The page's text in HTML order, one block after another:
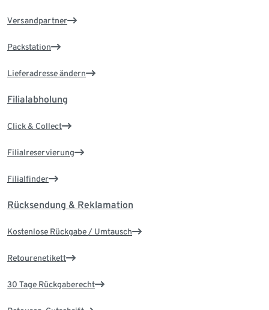
Versandpartner
Packstation
Lieferadresse ändern
Filialabholung
Click & Collect
Filialreservierung
Filialfinder
Rücksendung & Reklamation
Kostenlose Rückgabe / Umtausch
Retourenetikett
30 Tage Rückgaberecht